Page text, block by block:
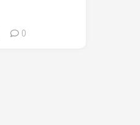
0